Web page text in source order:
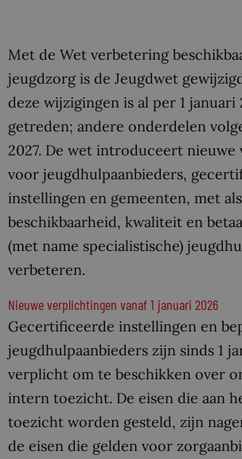
Met de Wet verbetering
jeugdzorg is de Jeugdwet
deze wijzigingen is al per 1
getreden; andere onderdelen
2027. De wet introduceert
voor jeugdhulpaanbieders,
instellingen en gemeenten, met
beschikbaarheid, kwaliteit en
(met name specialistische)
verbeteren.
Nieuwe verplichtingen vanaf 1 januari 2026
Gecertificeerde instellingen en
jeugdhulpaanbieders zijn sinds 1
verplicht om te beschikken over
intern toezicht. De eisen die aan
toezicht worden gesteld, zijn
de eisen die gelden voor